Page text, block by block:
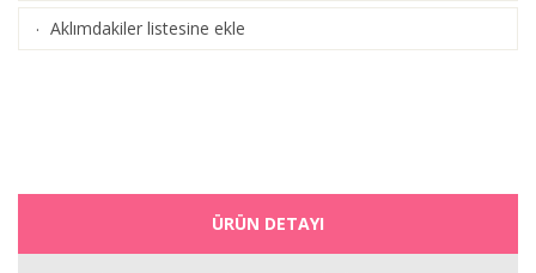
· Aklımdakiler listesine ekle
ÜRÜN DETAYI